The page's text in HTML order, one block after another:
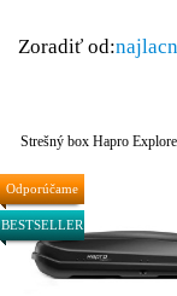
Zoradiť od:
Odporúčame
BESTSELLER
Strešný box Hapro